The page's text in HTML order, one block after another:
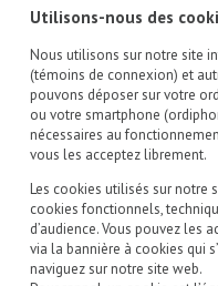
Utilisons-nous des
Nous utilisons sur notre site
(témoins de connexion) et
pouvons déposer sur votre
ou votre smartphone
nécessaires au
vous les acceptez librement.
Les cookies utilisés sur notre
cookies fonctionnels,
d’audience. Vous pouvez les
via la bannière à cookies qui
naviguez sur notre site web.